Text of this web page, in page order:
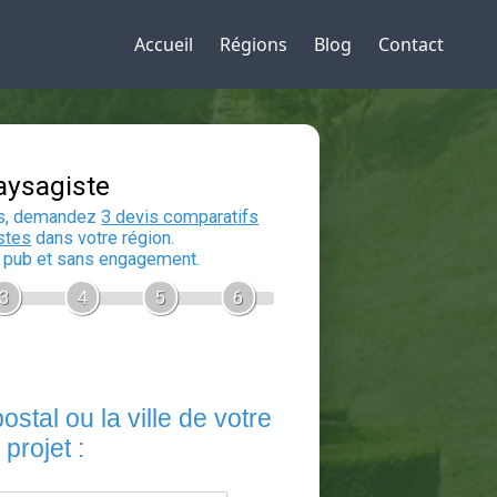
Accueil Régions Blog Contact
Devis Paysagiste
En 5 minutes, demandez
auxpaysagistesdans votre région.
Gratuit, sans pub et sans engagement.